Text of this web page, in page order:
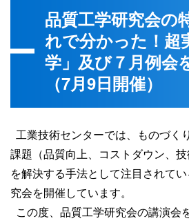
品質工学研究会の
れで分かった！超
学」及び７月例会
（7月9日開催）
工業技術センターでは、ものづく
課題（品質向上、コストダウン、技
を解決する手法として注目されて
究会を開催しています。
この度、品質工学研究会の講演会